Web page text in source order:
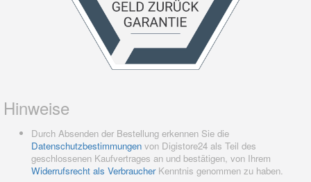
Hinweise
Durch Absenden der Bestellung erkennen Sie die
Datenschutzbestimmungen von Digistore24 als Teil des
geschlossenen Kaufvertrages an und bestätigen, von Ihrem
Widerrufsrecht als VerbraucherKenntnis genommen zu haben.